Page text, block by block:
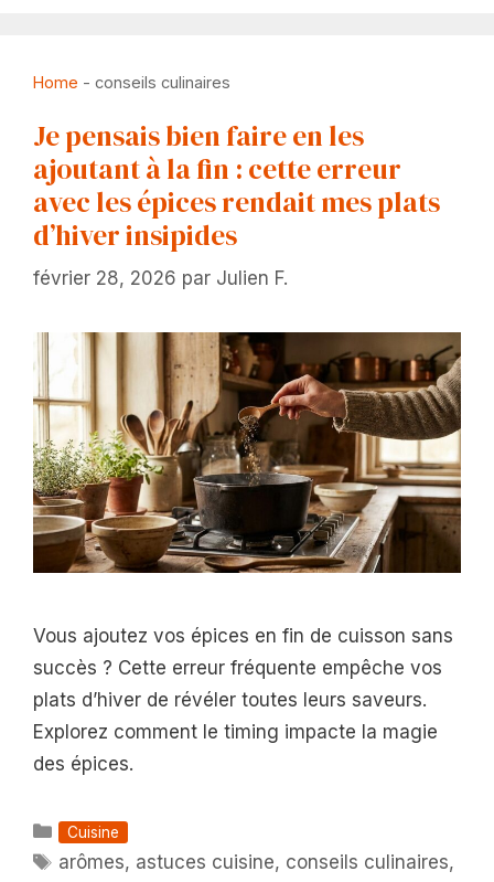
Home - conseils culinaires
Je pensais bien faire en les
ajoutant à la fin : cette erreur
avec les épices rendait mes plats
d’hiver insipides
février 28, 2026 par Julien F.
Vous ajoutez vos épices en fin de cuisson sans
succès ? Cette erreur fréquente empêche vos
plats d’hiver de révéler toutes leurs saveurs.
Explorez comment le timing impacte la magie
des épices.
Catégories
Cuisine
Étiquettes
arômes, astuces cuisine, conseils culinaires,